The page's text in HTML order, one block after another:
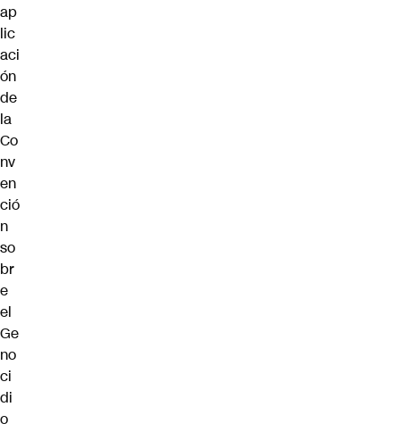
ap
lic
aci
ón
de
la
Co
nv
en
ció
n
so
br
e
el
Ge
no
ci
di
o